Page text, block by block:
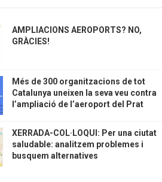
AMPLIACIONS AEROPORTS? NO,
GRÀCIES!
Més de 300 organitzacions de tot
Catalunya uneixen la seva veu contra
l’ampliació de l’aeroport del Prat
XERRADA-COL·LOQUI: Per una ciutat
saludable: analitzem problemes i
busquem alternatives